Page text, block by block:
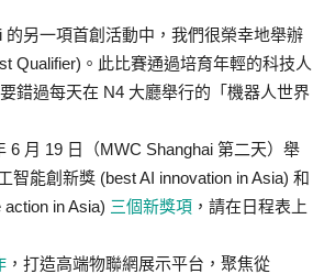
另一項首創活動中，我們很榮幸地舉辦
Qualifier)。此比賽通過培育年輕的科技人
錯過每天在 N4 大廳舉行的「機器人世界
6 月 19 日（MWC Shanghai 第二天）舉
能創新獎 (best AI innovation in Asia) 和
in Asia) 三個新獎項 ，請在日程表上
，打造高端物聯網展示平台，聚焦從